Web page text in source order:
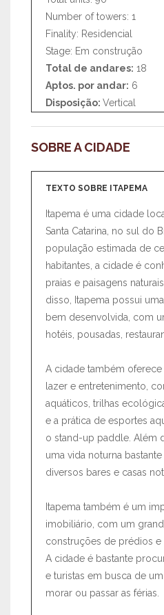
Number of towers: 1
Finality: Residencial
Stage: Em construção
Total de andares: 18
Aptos. por andar: 6
Disposição: Vertical
SOBRE A CIDADE
TEXTO SOBRE ITAPEMA
Itapema é uma cidade
Santa Catarina, no sul do
população estimada de
habitantes, a cidade é
praias e paisagens
disso, Itapema possui
bem desenvolvida, com
hotéis, pousadas,
A cidade também
lazer e entretenimento,
aquáticos, trilhas
e a prática de esportes
o stand-up paddle. Além
uma vida noturna
diversos bares e casas
Itapema também é um
imobiliário, com um
construções de prédios
A cidade é bastante
e turistas em busca de
morar ou passar as férias.